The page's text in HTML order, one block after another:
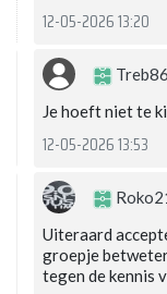
12-05-2026 13:20
Treb86
Je hoeft niet te
12-05-2026 13:53
Uiteraard
groepje
tegen de kennis